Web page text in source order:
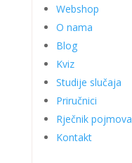
Webshop
O nama
Blog
Kviz
Studije slučaja
Priručnici
Rječnik pojmova
Kontakt